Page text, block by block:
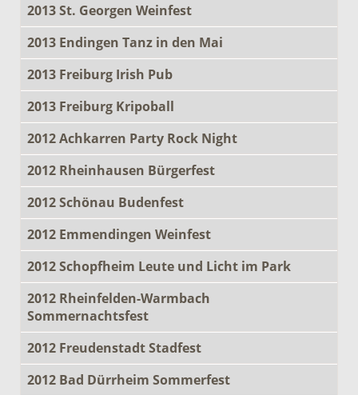
2013 St. Georgen Weinfest
2013 Endingen Tanz in den Mai
2013 Freiburg Irish Pub
2013 Freiburg Kripoball
2012 Achkarren Party Rock Night
2012 Rheinhausen Bürgerfest
2012 Schönau Budenfest
2012 Emmendingen Weinfest
2012 Schopfheim Leute und Licht im Park
2012 Rheinfelden-Warmbach
Sommernachtsfest
2012 Freudenstadt Stadfest
2012 Bad Dürrheim Sommerfest